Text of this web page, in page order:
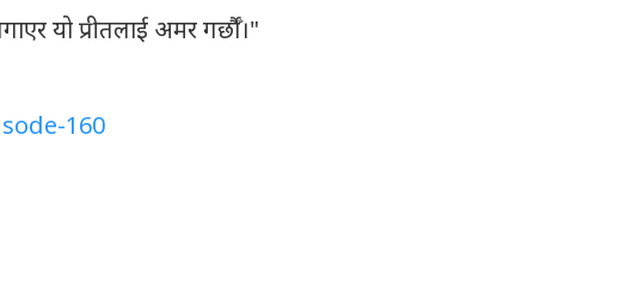
यो प्रीतलाई अमर गर्छौँ।"
160